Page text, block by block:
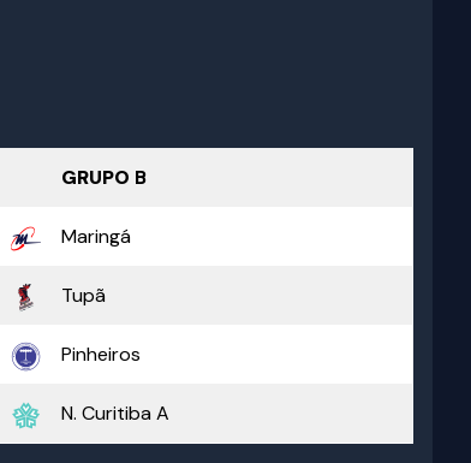
GRUPO B
Maringá
Tupã
Pinheiros
N. Curitiba A